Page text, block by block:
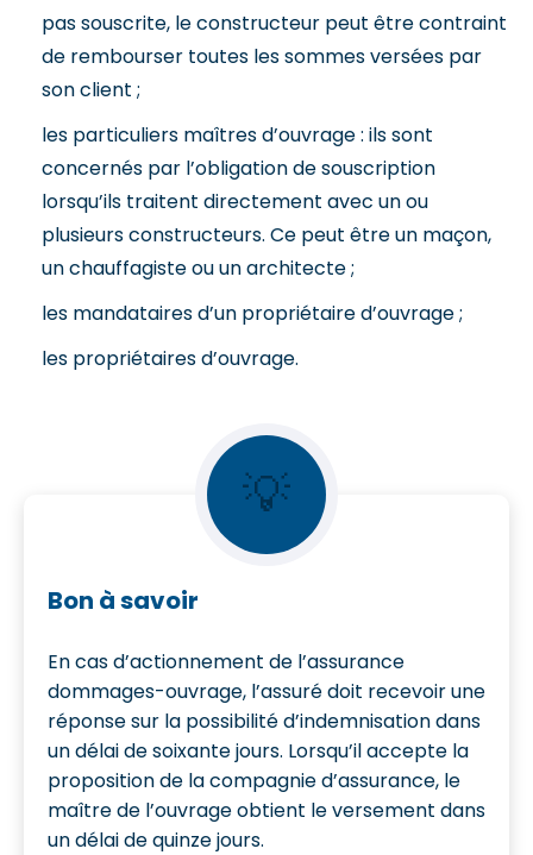
pas souscrite, le constructeur peut être contraint
de rembourser toutes les sommes versées par
son client ;
les particuliers maîtres d’ouvrage : ils sont
concernés par l’obligation de souscription
lorsqu’ils traitent directement avec un ou
plusieurs constructeurs. Ce peut être un maçon,
un chauffagiste ou un architecte ;
les mandataires d’un propriétaire d’ouvrage ;
les propriétaires d’ouvrage.
💡
Bon à savoir
En cas d’actionnement de l’assurance
dommages-ouvrage, l’assuré doit recevoir une
réponse sur la possibilité d’indemnisation dans
un délai de soixante jours. Lorsqu’il accepte la
proposition de la compagnie d’assurance, le
maître de l’ouvrage obtient le versement dans
un délai de quinze jours.